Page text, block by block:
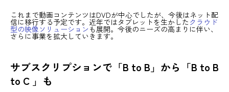
これまで動画コンテンツはDVDが中心でしたが、今後はネット配
信に移行する予定です。近年ではタブレットを生かした クラウド
型の映像ソリューションも展開。今後のニーズの高まりに伴い、
さらに事業を拡大していきます。
サブスクリプションで「B to B」から「B to B
to C 」も